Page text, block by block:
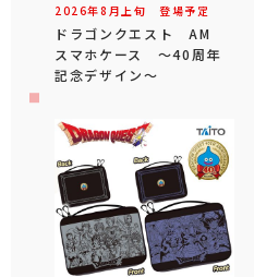
2026年8 月 上旬 登場予定
ドラゴンクエスト AM
スマホケース ～40周年
記念デザイン～